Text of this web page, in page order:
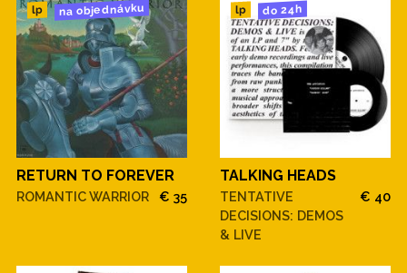
lp na objednávku
RETURN TO FOREVER
ROMANTIC WARRIOR € 35
lp do 24h
TALKING HEADS
TENTATIVE
DECISIONS: DEMOS
& LIVE
€ 40